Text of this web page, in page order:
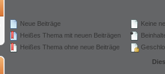
Neue Beiträge
Heißes Thema mit neuen Beiträgen
Heißes Thema ohne neue Beiträge
Keine